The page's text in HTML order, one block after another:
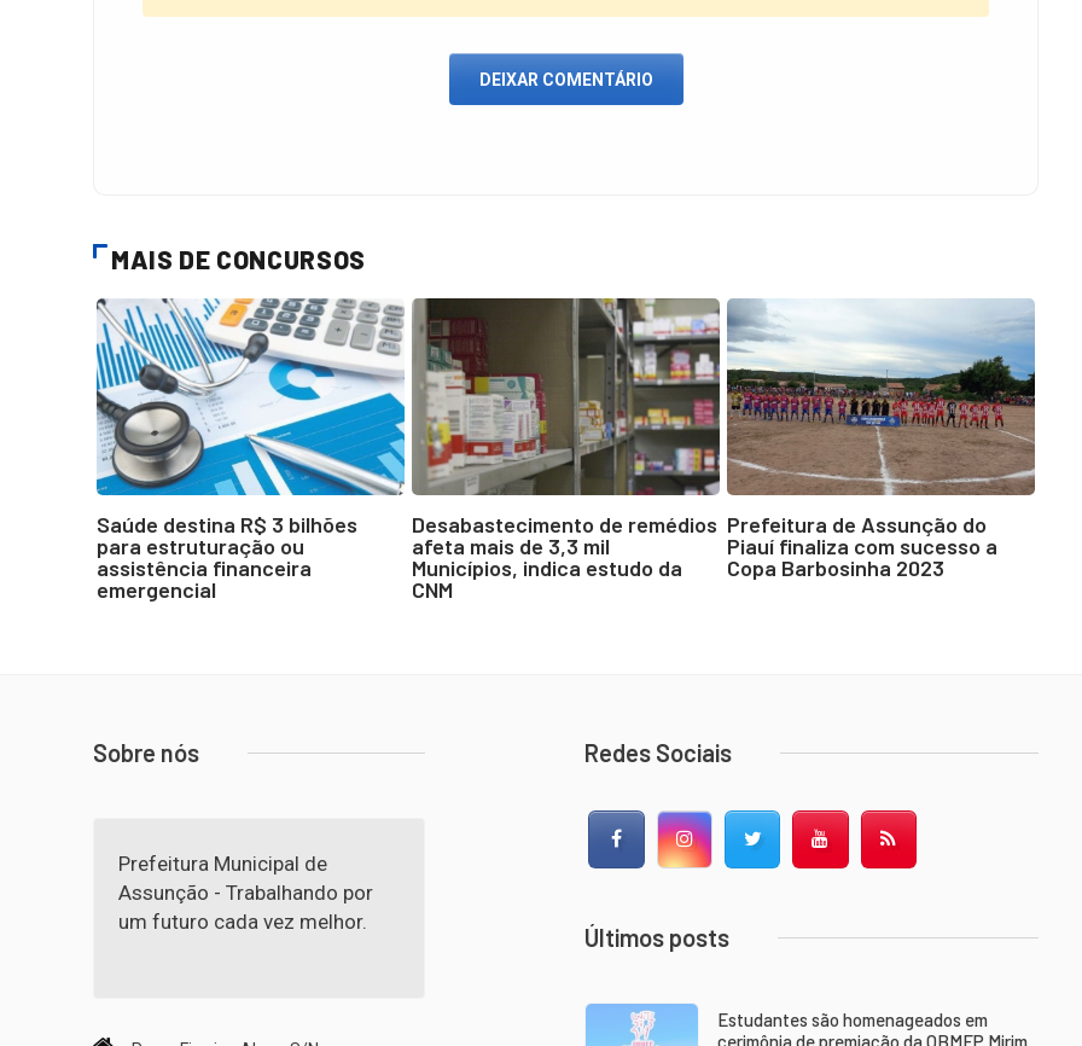
DEIXAR COMENTÁRIO
MAIS DE CONCURSOS
Saúde destina R$ 3 bilhões
para estruturação ou
assistência financeira
emergencial
Desabastecimento de remédios
afeta mais de 3,3 mil
Municípios, indica estudo da
CNM
Prefeitura de Assunção do
Piauí finaliza com sucesso a
Copa Barbosinha 2023
Sobre nós
Prefeitura Municipal de
Assunção - Trabalhando por
um futuro cada vez melhor.
Redes Sociais
FacebookInstagram Twitter YouTube
Últimos posts
Estudantes são homenageados em
cerimônia de premiação da OBMEP Mirim